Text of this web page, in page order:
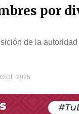
por
de la
DE 2025.